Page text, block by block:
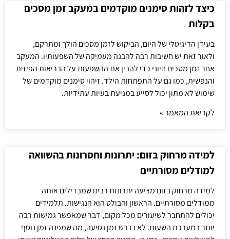
כיצד לזהות סימנים מוקדמים במעקב זמן מסכים
בקלות
בעידן הדיגיטלי של היום, הביקוש לזמן מסכים הולך ומתרקם,
ולאור זאת יש חשיבות רבה להבנה מעמיקה של השפעותיו. המעקב
אחר זמן מסכים חיוני כדי להבין את ההשפעות על הבריאות הפיזית
והנפשית, כמו גם על התפתחות הילד. זיהוי סימנים מוקדמים של
שימוש לא מתון יכול לסייע במניעת בעיות עתידיות.
לקריאת המאמר »
למידה מרחוק בזום: יתרונות וחסרונות בהשוואה
למודלים מסורתיים
למידה מרחוק בזום מציעה יתרונות רבים שמבדילים אותה
ממודלים מסורתיים. הראשון והבולט הוא הנגישות. תלמידים
יכולים להתחבר לשיעורים מכל מקום, דבר שמאפשר גמישות רבה
יותר במערכת השעות. לא נדרש זמן נסיעה, מה שמפנה זמן נוסף